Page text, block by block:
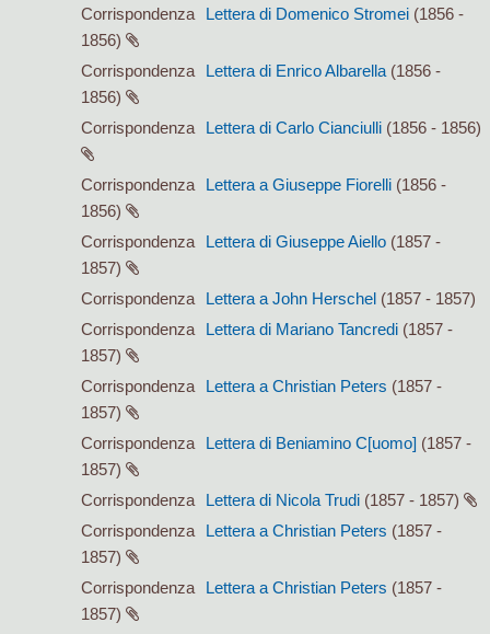
Corrispondenza Lettera di Domenico Stromei (1856 -
1856)
Corrispondenza
Lettera di Enrico Albarella (1856 -
1856)
Corrispondenza
Lettera di Carlo Cianciulli (1856 - 1856)
Corrispondenza Lettera a Giuseppe Fiorelli (1856 -
1856)
Corrispondenza
Lettera di Giuseppe Aiello (1857 -
1857)
Corrispondenza
Lettera a John Herschel (1857 - 1857)
Corrispondenza
Lettera di Mariano Tancredi (1857 -
1857)
Corrispondenza
Lettera a Christian Peters (1857 -
1857)
Corrispondenza
Lettera di Beniamino C[uomo] (1857 -
1857)
Corrispondenza
Lettera di Nicola Trudi (1857 - 1857)
Corrispondenza
Lettera a Christian Peters (1857 -
1857)
Corrispondenza
Lettera a Christian Peters (1857 -
1857)